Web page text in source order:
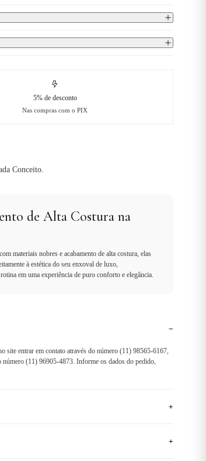
5% de desconto
Nas compras com o PIX
Conceito.
de Alta Costura na
materiais nobres e acabamento de alta costura, elas
à estética do seu enxoval de luxo,
em uma experiência de puro conforto e elegância.
−
site entrar em contato através do número (11) 98565-6167,
número (11) 96905-4873. Informe os dados do pedido,
+
+